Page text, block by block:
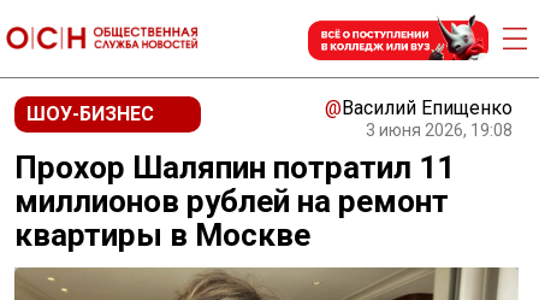
ШОУ-БИЗНЕС @Василий Епищенко
3 июня 2026, 19:08
Прохор Шаляпин потратил 11
миллионов рублей на ремонт
квартиры в Москве